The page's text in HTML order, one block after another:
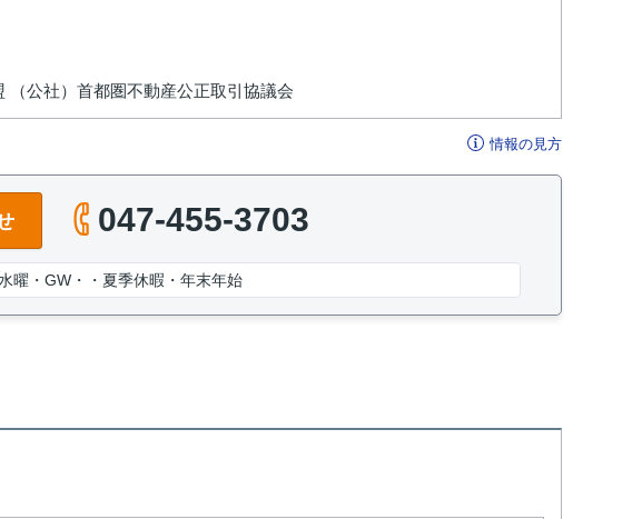
（公社）首都圏不動産公正取引協議会
情報の見方
047-455-3703
曜・GW・・夏季休暇・年末年始